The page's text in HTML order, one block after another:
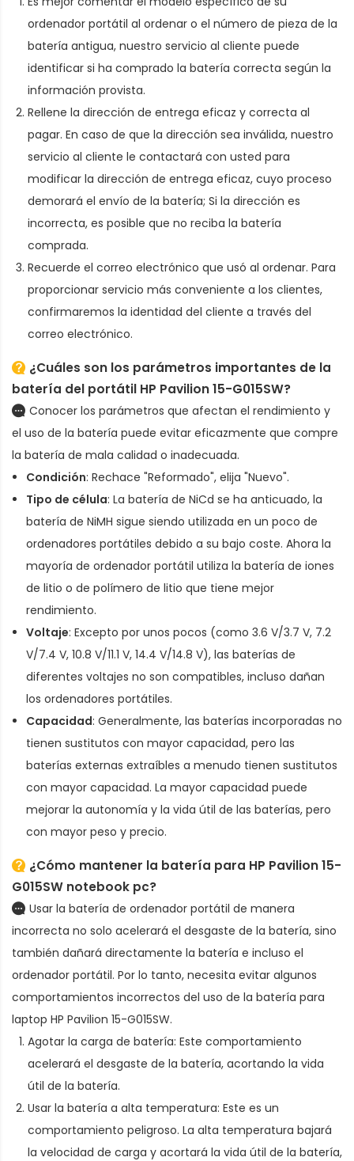
ordenador portátil al ordenar o el número de pieza de la
batería antigua, nuestro servicio al cliente puede
identificar si ha comprado la batería correcta según la
información provista.
Rellene la dirección de entrega eficaz y correcta al
pagar. En caso de que la dirección sea inválida, nuestro
servicio al cliente le contactará con usted para
modificar la dirección de entrega eficaz, cuyo proceso
demorará el envío de la batería; Si la dirección es
incorrecta, es posible que no reciba la batería
comprada.
Recuerde el correo electrónico que usó al ordenar. Para
proporcionar servicio más conveniente a los clientes,
confirmaremos la identidad del cliente a través del
correo electrónico.
¿Cuáles son los parámetros importantes de la
batería del portátil HP Pavilion 15-G015SW?
Conocer los parámetros que afectan el rendimiento y
el uso de la batería puede evitar eficazmente que compre
la batería de mala calidad o inadecuada.
Condición: Rechace "Reformado", elija "Nuevo".
Tipo de célula: La batería de NiCd se ha anticuado, la
batería de NiMH sigue siendo utilizada en un poco de
ordenadores portátiles debido a su bajo coste. Ahora la
mayoría de ordenador portátil utiliza la batería de iones
de litio o de polímero de litio que tiene mejor
rendimiento.
Voltaje: Excepto por unos pocos (como 3.6 V/3.7 V, 7.2
V/7.4 V, 10.8 V/11.1 V, 14.4 V/14.8 V), las baterías de
diferentes voltajes no son compatibles, incluso dañan
los ordenadores portátiles.
Capacidad: Generalmente, las baterías incorporadas no
tienen sustitutos con mayor capacidad, pero las
baterías externas extraíbles a menudo tienen sustitutos
con mayor capacidad. La mayor capacidad puede
mejorar la autonomía y la vida útil de las baterías, pero
con mayor peso y precio.
¿Cómo mantener la batería para HP Pavilion 15-
G015SW notebook pc?
Usar la batería de ordenador portátil de manera
incorrecta no solo acelerará el desgaste de la batería, sino
también dañará directamente la batería e incluso el
ordenador portátil. Por lo tanto, necesita evitar algunos
comportamientos incorrectos del uso de la batería para
laptop HP Pavilion 15-G015SW.
Agotar la carga de batería: Este comportamiento
acelerará el desgaste de la batería, acortando la vida
útil de la batería.
Usar la batería a alta temperatura: Este es un
comportamiento peligroso. La alta temperatura bajará
la velocidad de carga y acortará la vida útil de la batería,